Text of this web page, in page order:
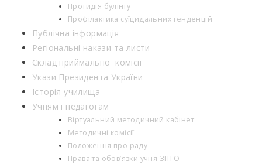
Протидія булінгу
Профілактика суїцидальних тенденцій
Публічна інформація
Регіональні накази та листи
Склад приймальної комісії
Укази Президента України
Історія училища
Учням і педагогам
Віртуальний методичний кабінет
Методичні комісії
Положення про раду
Права та обов’язки учня ЗПТО